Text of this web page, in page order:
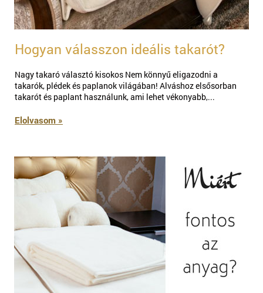
Hogyan válasszon ideális takarót?
Nagy takaró választó kisokos Nem könnyű eligazodni a
takarók, plédek és paplanok világában! Alváshoz elsősorban
takarót és paplant használunk, ami lehet vékonyabb,...
Elolvasom »